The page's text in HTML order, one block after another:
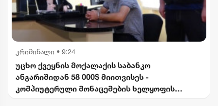
კრიმინალი • 9:24
უცხო ქვეყნის მოქალაქის საბანკო
ანგარიშიდან 58 000$ მიითვისეს -
კომპიუტერული მონაცემების ხელყოფის